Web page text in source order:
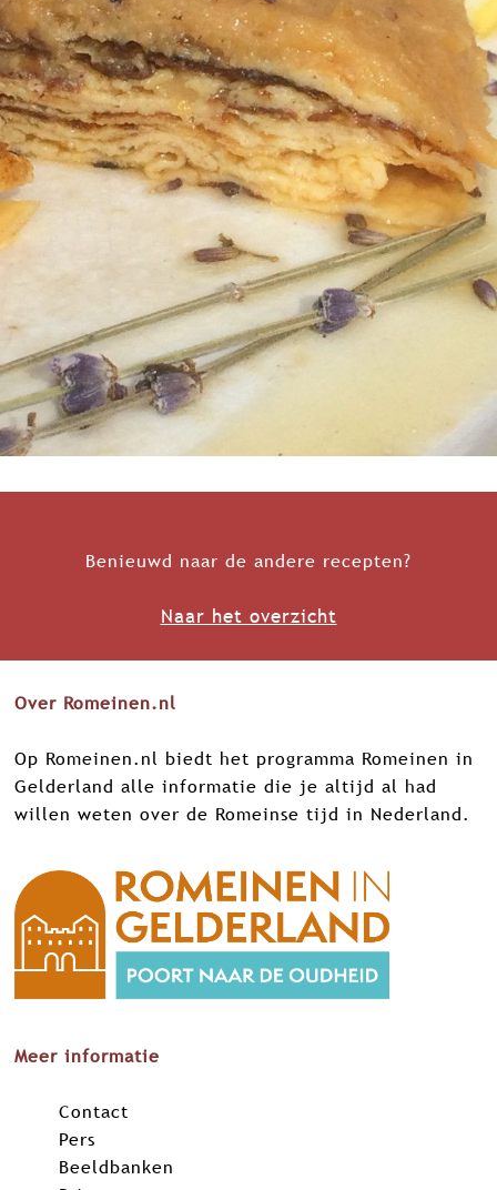
Benieuwd naar de andere recepten?
Naar het overzicht
Over Romeinen.nl
Op Romeinen.nl biedt het programma Romeinen in
Gelderland alle informatie die je altijd al had
willen weten over de Romeinse tijd in Nederland.
Meer informatie
Contact
Pers
Beeldbanken